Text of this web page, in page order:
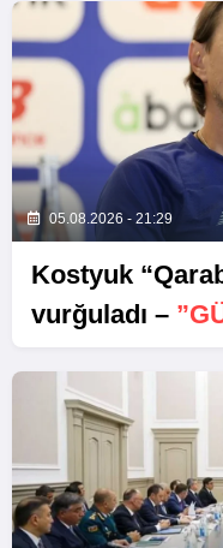
05.08.2026 - 21:29
Kostyuk
vurğuladı –